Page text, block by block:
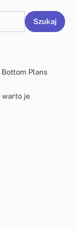
Szukaj
Plans
warto je